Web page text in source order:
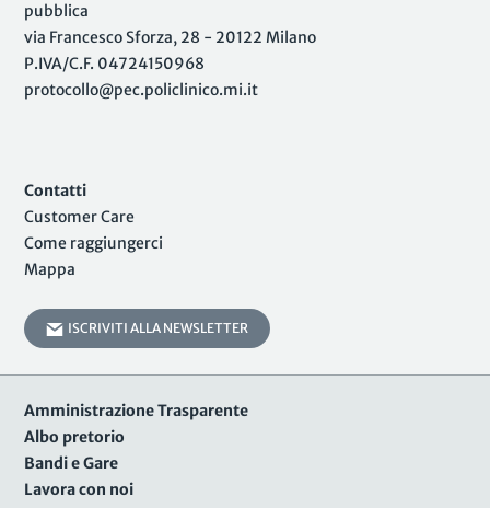
pubblica
via Francesco Sforza, 28 - 20122 Milano
P.IVA/C.F. 04724150968
protocollo@pec.policlinico.mi.it
Contatti
Customer Care
Come raggiungerci
Mappa
ISCRIVITI ALLA NEWSLETTER
Amministrazione Trasparente
Albo pretorio
Bandi e Gare
Lavora con noi